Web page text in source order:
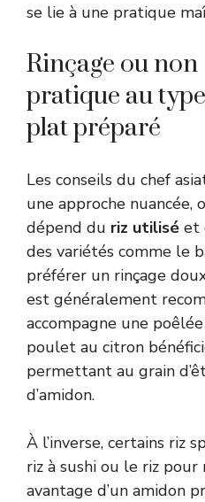
se lie à une pratique
Rinçage ou non
pratique au
plat préparé
Les conseils du chef
une approche nuancée,
dépend du riz utilisé et
des variétés comme le
préférer un rinçage
est généralement
accompagne une
poulet au citron
permettant au grain
d’amidon.
À l’inverse, certains riz
riz à sushi ou le riz
avantage d’un amidon